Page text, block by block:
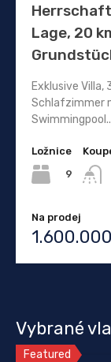
Lage, 20
Exklusive
Schlafzimmer
Ložnice
9
Na prodej
Vybrané
Featured